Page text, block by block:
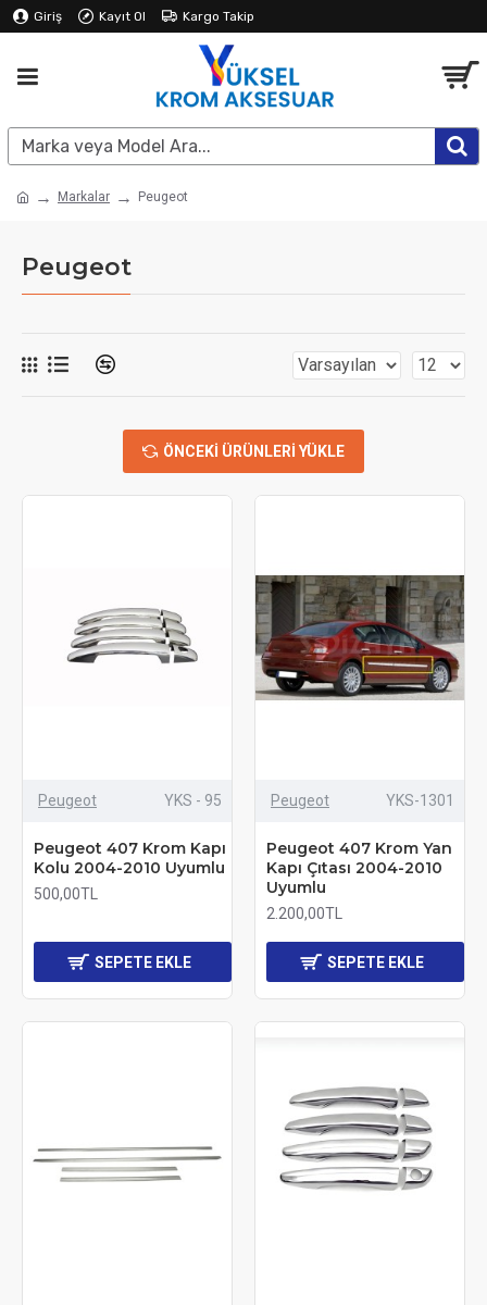
Giriş Kayıt Ol Kargo Takip
Markalar Peugeot
Peugeot
ÖNCEKI ÜRÜNLERI YÜKLE
Peugeot YKS - 95
Peugeot 407 Krom Kapı
Kolu 2004-2010 Uyumlu
500,00TL
SEPETE EKLE
Peugeot YKS-1301
Peugeot 407 Krom Yan
Kapı Çıtası 2004-2010
Uyumlu
2.200,00TL
SEPETE EKLE